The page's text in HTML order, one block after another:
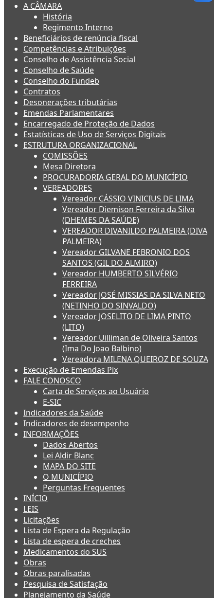
A CÂMARA
História
Regimento Interno
Beneficiários de renúncia fiscal
Competências e Atribuições
Conselho de Assistência Social
Conselho de Saúde
Conselho do Fundeb
Contratos
Desonerações tributárias
Emendas Parlamentares
Encarregado de Proteção de Dados
Estatísticas de Uso de Serviços Digitais
ESTRUTURA ORGANIZACIONAL
COMISSÕES
Mesa Diretora
PROCURADORIA GERAL DO MUNICÍPIO
VEREADORES
Vereador CÁSSIO VINICIUS DE LIMA
Vereador Diemison Ferreira da Silva
(DHEMES DA SAÚDE)
VEREADOR DIVANILDO PALMEIRA (DIVA
PALMEIRA)
Vereador GILVANE FEBRONIO DOS
SANTOS (GIL DO ALMIRO)
Vereador HUMBERTO SILVÉRIO
FERREIRA
Vereador JOSÉ MISSIAS DA SILVA NETO
(NETINHO DO SINVALDO)
Vereador JOSELITO DE LIMA PINTO
(LITO)
Vereador Uilliman de Oliveira Santos
(Ima Do Joao Balbino)
Vereadora MILENA QUEIROZ DE SOUZA
Execução de Emendas Pix
FALE CONOSCO
Carta de Serviços ao Usuário
E-SIC
Indicadores da Saúde
Indicadores de desempenho
INFORMAÇÕES
Dados Abertos
Lei Aldir Blanc
MAPA DO SITE
O MUNICÍPIO
Perguntas Frequentes
INÍCIO
LEIS
Licitações
Lista de Espera da Regulação
Lista de espera de creches
Medicamentos do SUS
Obras
Obras paralisadas
Pesquisa de Satisfação
Planejamento da Saúde